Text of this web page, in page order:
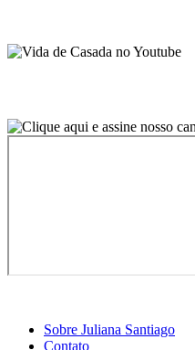
Sobre Juliana Santiago
Contato